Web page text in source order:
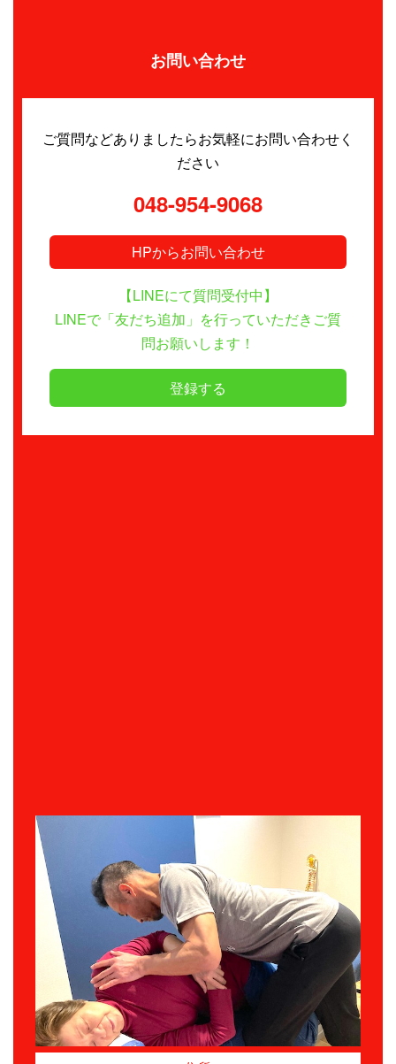
お問い合わせ
ご質問などありましたらお気軽にお問い合わせく
ださい
048-954-9068
HPからお問い合わせ
【LINEにて質問受付中】
LINEで「友だち追加」を行っていただきご質
問お願いします！
登録する